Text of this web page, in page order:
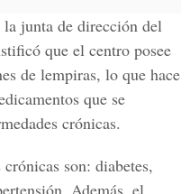
junta de dirección del
que el centro posee
de lempiras, lo que hace
que se
crónicas.
son: diabetes,
Además, el